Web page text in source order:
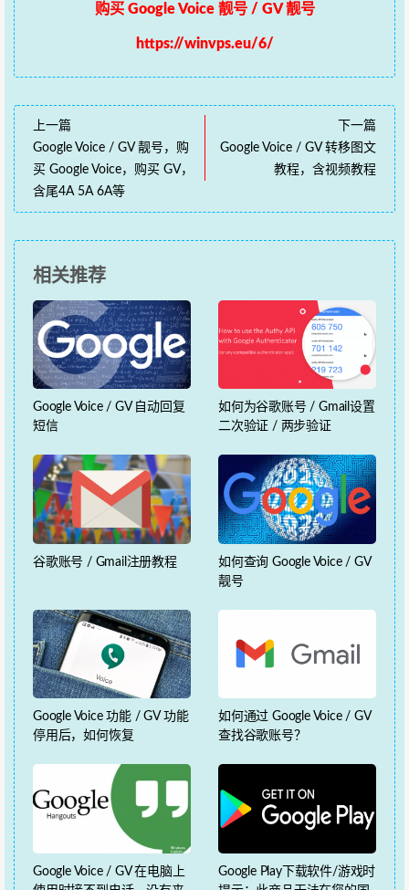
购买 Google Voice 靓号 / GV 靓号
https://winvps.eu/6/
上一篇
Google Voice / GV 靓号，购
买 Google Voice，购买 GV，
含尾4A 5A 6A等
下一篇
Google Voice / GV 转移图文
教程，含视频教程
相关推荐
Google Voice / GV 自动回复
短信
如何为谷歌账号 / Gmail设置
二次验证 / 两步验证
谷歌账号 / Gmail注册教程
如何查询 Google Voice / GV
靓号
Google Voice 功能 / GV 功能
停用后，如何恢复
如何通过 Google Voice / GV
查找谷歌账号？
Google Voice / GV 在电脑上
Google Play下载软件/游戏时